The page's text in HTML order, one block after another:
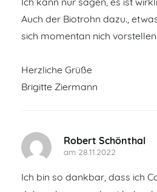
Auch der Biotrohn dazu.,
sich momentan nich vorstellen!
Herzliche Grüße
Brigitte Ziermann
Robert Schönthal
am 28.11.2022
Ich bin so dankbar, dass ich